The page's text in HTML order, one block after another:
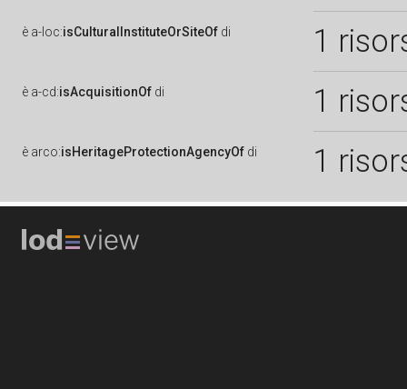
è a-loc:isCulturalInstituteOrSiteOf di 1
è a-cd:isAcquisitionOf di 1
è arco:isHeritageProtectionAgencyOf di 1